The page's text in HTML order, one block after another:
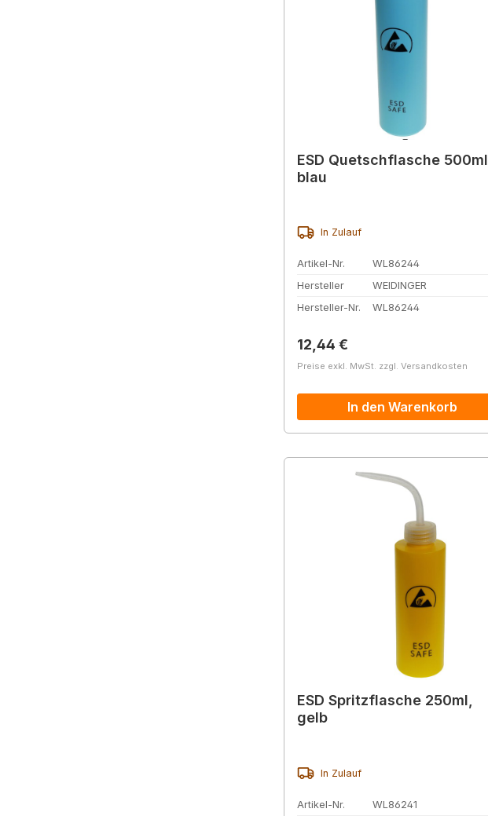
ESD Quetschflasche 500ml,
blau
In Zulauf
Artikel-Nr.
WL86244
Hersteller
WEIDINGER
Hersteller-Nr.
WL86244
Regulärer Preis:
12,44 €
Preise exkl. MwSt. zzgl. Versandkosten
In den Warenkorb
ESD Spritzflasche 250ml,
gelb
In Zulauf
Artikel-Nr. WL86241